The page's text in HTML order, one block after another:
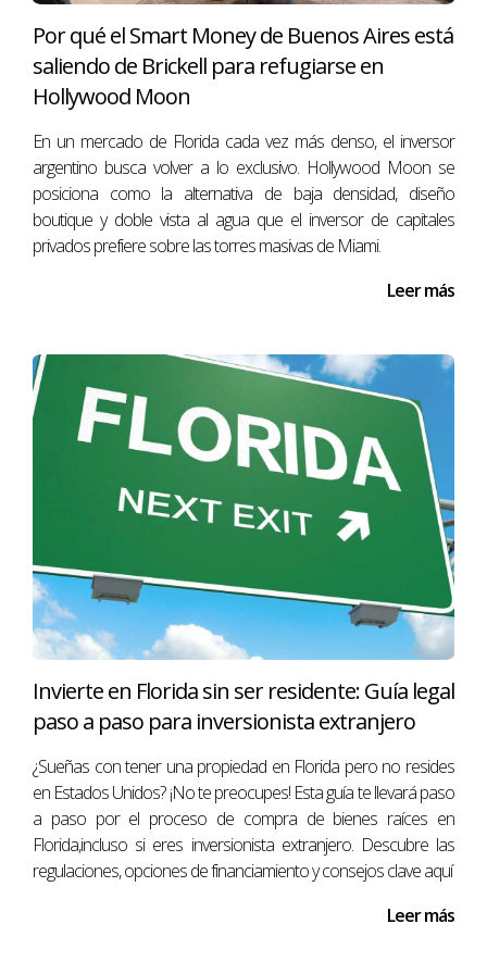
ingreso bruto mensual.
¿Es mejor una hipoteca fija o una ajustable?
hipotecas fijas ofrecen estabilidad en los pagos, mientras
que las ajustables pueden comenzar con tasas más bajas,
pero corren el riesgo de aumentar con el tiempo. Analice
sus necesidades y su tolerancia al riesgo.
¿Qué costos adicionales debo considerar al
mantenimiento. Estos costos pueden sumarse
significativamente, así que es vital tenerlos en cuenta en su
presupuesto.
¿Cuánto tiempo dura el proceso de
aprobación de una hipoteca?
El proceso de aprobación puede variar, pero en general,
puede tomar de 30 a 45 días. Sin embargo, tener todos
sus documentos en orden puede acelerar
considerablemente este proceso.
¿Qué sucede si no tengo un buen crédito?
opciones como préstamos FHA o VA, que tienen
requisitos más flexibles. Además, trabajar para mejorar su
mejores condiciones.
Recuerda que cada etapa del proceso de
financiamiento no solo requiere dedicación, sino
también una planificación cuidadosa. El esfuerzo
valdrá la pena cuando finalmente obtengas las
Por qué el Smart Money de Buenos Aires está
saliendo de Brickell para refugiarse en
Hollywood Moon
En un mercado de Florida cada vez más denso, el inversor
argentino busca volver a lo exclusivo. Hollywood Moon se
posiciona como la alternativa de baja densidad, diseño
boutique y doble vista al agua que el inversor de capitales
privados prefiere sobre las torres masivas de Miami.
Leer más
Invierte en Florida sin ser residente: Guía legal
paso a paso para inversionista extranjero
¿Sueñas con tener una propiedad en Florida pero no resides
en Estados Unidos? ¡No te preocupes! Esta guía te llevará paso
a paso por el proceso de compra de bienes raíces en
Florida,incluso si eres inversionista extranjero. Descubre las
regulaciones, opciones de financiamiento y consejos clave aquí
Leer más